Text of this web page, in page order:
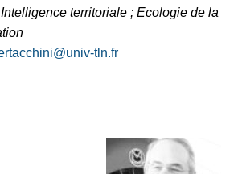
Intelligence territoriale ; Ecologie de la
tln.fr